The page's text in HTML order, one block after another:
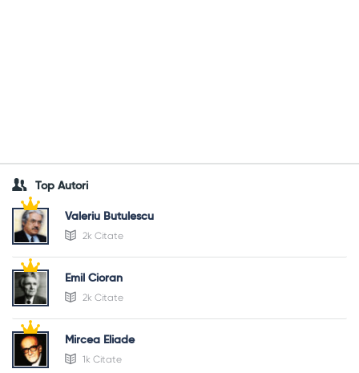
Top Autori
Valeriu Butulescu
2k Citate
Emil Cioran
2k Citate
Mircea Eliade
1k Citate